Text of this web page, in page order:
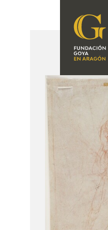
FUNDACIÓN
CENTRO DE
INVESTIGACIÓN Y
ACCIÓN